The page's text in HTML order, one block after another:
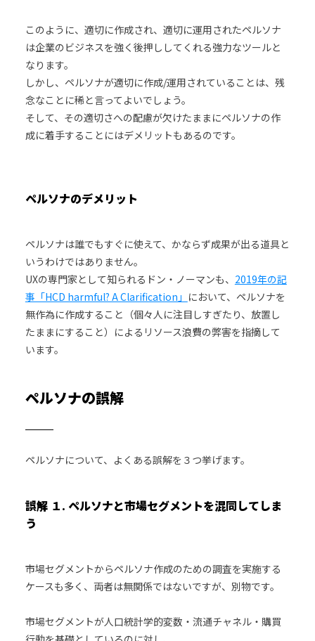
このように、適切に作成され、適切に運用されたペルソナ
は企業のビジネスを強く後押ししてくれる強力なツールと
なります。
しかし、ペルソナが適切に作成/運用されていることは、残
念なことに稀と言ってよいでしょう。
そして、その適切さへの配慮が欠けたままにペルソナの作
成に着手することにはデメリットもあるのです。
ペルソナのデメリット
ペルソナは誰でもすぐに使えて、かならず成果が出る道具と
いうわけではありません。
UXの専門家として知られるドン・ノーマンも、 2019年の記
事「HCD harmful? A Clarification」 において、ペルソナを
無作為に作成すること（個々人に注目しすぎたり、放置し
たままにすること）によるリソース浪費の弊害を指摘して
います。
ペルソナの誤解
ペルソナについて、よくある誤解を３つ挙げます。
誤解 １. ペルソナと市場セグメントを混同してしま
う
市場セグメントからペルソナ作成のための調査を実施する
ケースも多く、両者は無関係ではないですが、別物です。
市場セグメントが人口統計学的変数・流通チャネル・購買